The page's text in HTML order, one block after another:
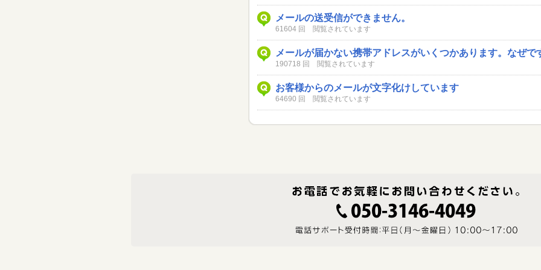
メールの送受信ができません。
61604 回 閲覧されています
メールが届かない携帯アドレスがいくつかあります。なぜで
190718 回 閲覧されています
お客様からのメールが文字化けしています
64690 回 閲覧されています